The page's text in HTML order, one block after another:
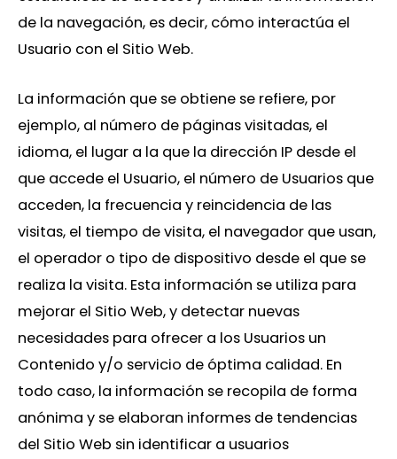
de la navegación, es decir, cómo interactúa el
Usuario con el Sitio Web.
La información que se obtiene se refiere, por
ejemplo, al número de páginas visitadas, el
idioma, el lugar a la que la dirección IP desde el
que accede el Usuario, el número de Usuarios que
acceden, la frecuencia y reincidencia de las
visitas, el tiempo de visita, el navegador que usan,
el operador o tipo de dispositivo desde el que se
realiza la visita. Esta información se utiliza para
mejorar el Sitio Web, y detectar nuevas
necesidades para ofrecer a los Usuarios un
Contenido y/o servicio de óptima calidad. En
todo caso, la información se recopila de forma
anónima y se elaboran informes de tendencias
del Sitio Web sin identificar a usuarios